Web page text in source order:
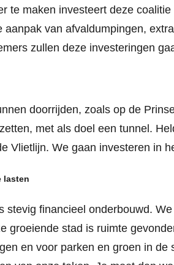
te maken investeert deze
aanpak van afvaldumpingen,
zullen deze investeringen
doorrijden, zoals op de
met als doel een tunnel.
Vlietlijn. We gaan investeren in
lasten
stevig financieel onderbouwd.
groeiende stad is ruimte
en voor parken en groen in